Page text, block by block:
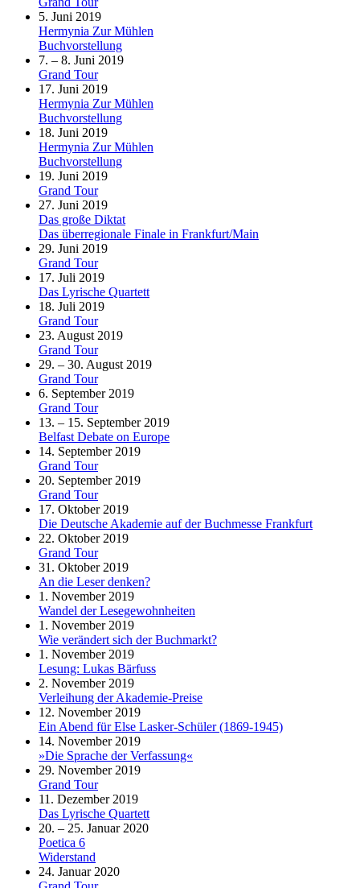
5. Juni 2019
Hermynia Zur Mühlen
Buchvorstellung
7. – 8. Juni 2019
Grand Tour
17. Juni 2019
Hermynia Zur Mühlen
Buchvorstellung
18. Juni 2019
Hermynia Zur Mühlen
Buchvorstellung
19. Juni 2019
Grand Tour
27. Juni 2019
Das große Diktat
Das überregionale Finale in Frankfurt/Main
29. Juni 2019
Grand Tour
17. Juli 2019
Das Lyrische Quartett
18. Juli 2019
Grand Tour
23. August 2019
Grand Tour
29. – 30. August 2019
Grand Tour
6. September 2019
Grand Tour
13. – 15. September 2019
Belfast Debate on Europe
14. September 2019
Grand Tour
20. September 2019
Grand Tour
17. Oktober 2019
Die Deutsche Akademie auf der Buchmesse Frankfurt
22. Oktober 2019
Grand Tour
31. Oktober 2019
An die Leser denken?
1. November 2019
Wandel der Lesegewohnheiten
1. November 2019
Wie verändert sich der Buchmarkt?
1. November 2019
Lesung: Lukas Bärfuss
2. November 2019
Verleihung der Akademie-Preise
12. November 2019
Ein Abend für Else Lasker-Schüler (1869-1945)
14. November 2019
»Die Sprache der Verfassung«
29. November 2019
Grand Tour
11. Dezember 2019
Das Lyrische Quartett
20. – 25. Januar 2020
Poetica 6
Widerstand
24. Januar 2020